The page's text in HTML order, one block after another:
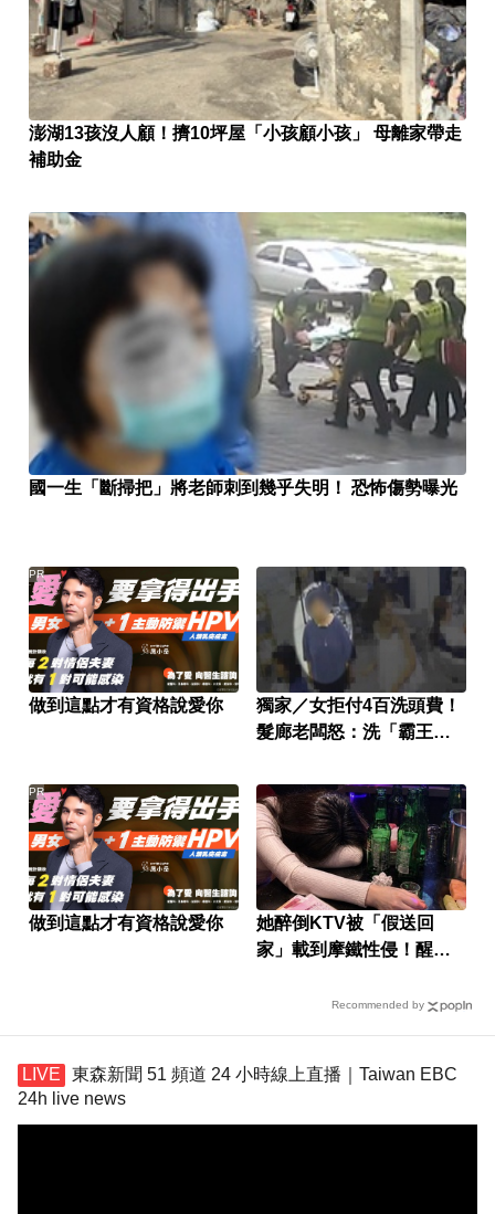
澎湖13孩沒人顧！擠10坪屋「小孩顧小孩」 母離家帶走
補助金
國一生「斷掃把」將老師刺到幾乎失明！ 恐怖傷勢曝光
做到這點才有資格說愛你
PR
獨家／女拒付4百洗頭費！
髮廊老闆怒：洗「霸王
做到這點才有資格說愛你
PR
她醉倒KTV被「假送回
家」載到摩鐵性侵！醒來
Recommended by
東森新聞 51 頻道 24 小時線上直播｜Taiwan EBC
24h live news